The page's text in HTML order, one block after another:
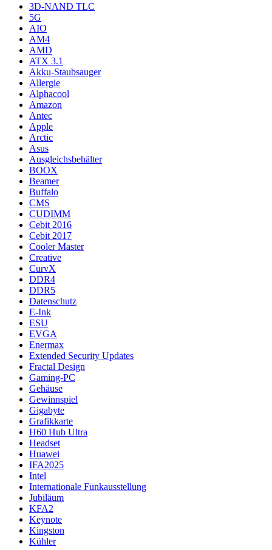
3D-NAND TLC
5G
AIO
AM4
AMD
ATX 3.1
Akku-Staubsauger
Allergie
Alphacool
Amazon
Antec
Apple
Arctic
Asus
Ausgleichsbehälter
BOOX
Beamer
Buffalo
CMS
CUDIMM
Cebit 2016
Cebit 2017
Cooler Master
Creative
CurvX
DDR4
DDR5
Datenschutz
E-Ink
ESU
EVGA
Enermax
Extended Security Updates
Fractal Design
Gaming-PC
Gehäuse
Gewinnspiel
Gigabyte
Grafikkarte
H60 Hub Ultra
Headset
Huawei
IFA2025
Intel
Internationale Funkausstellung
Jubiläum
KFA2
Keynote
Kingston
Kühler